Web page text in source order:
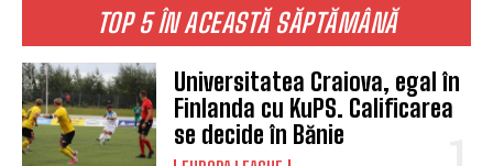
TOP 5 ÎN ACEASTĂ SĂPTĂMÂNĂ
Universitatea Craiova, egal în
Finlanda cu KuPS. Calificarea
se decide în Bănie